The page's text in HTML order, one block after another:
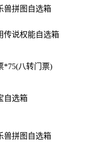
兽拼图自选箱
传说权能自选箱
*75(八转门票)
自选箱
兽拼图自选箱